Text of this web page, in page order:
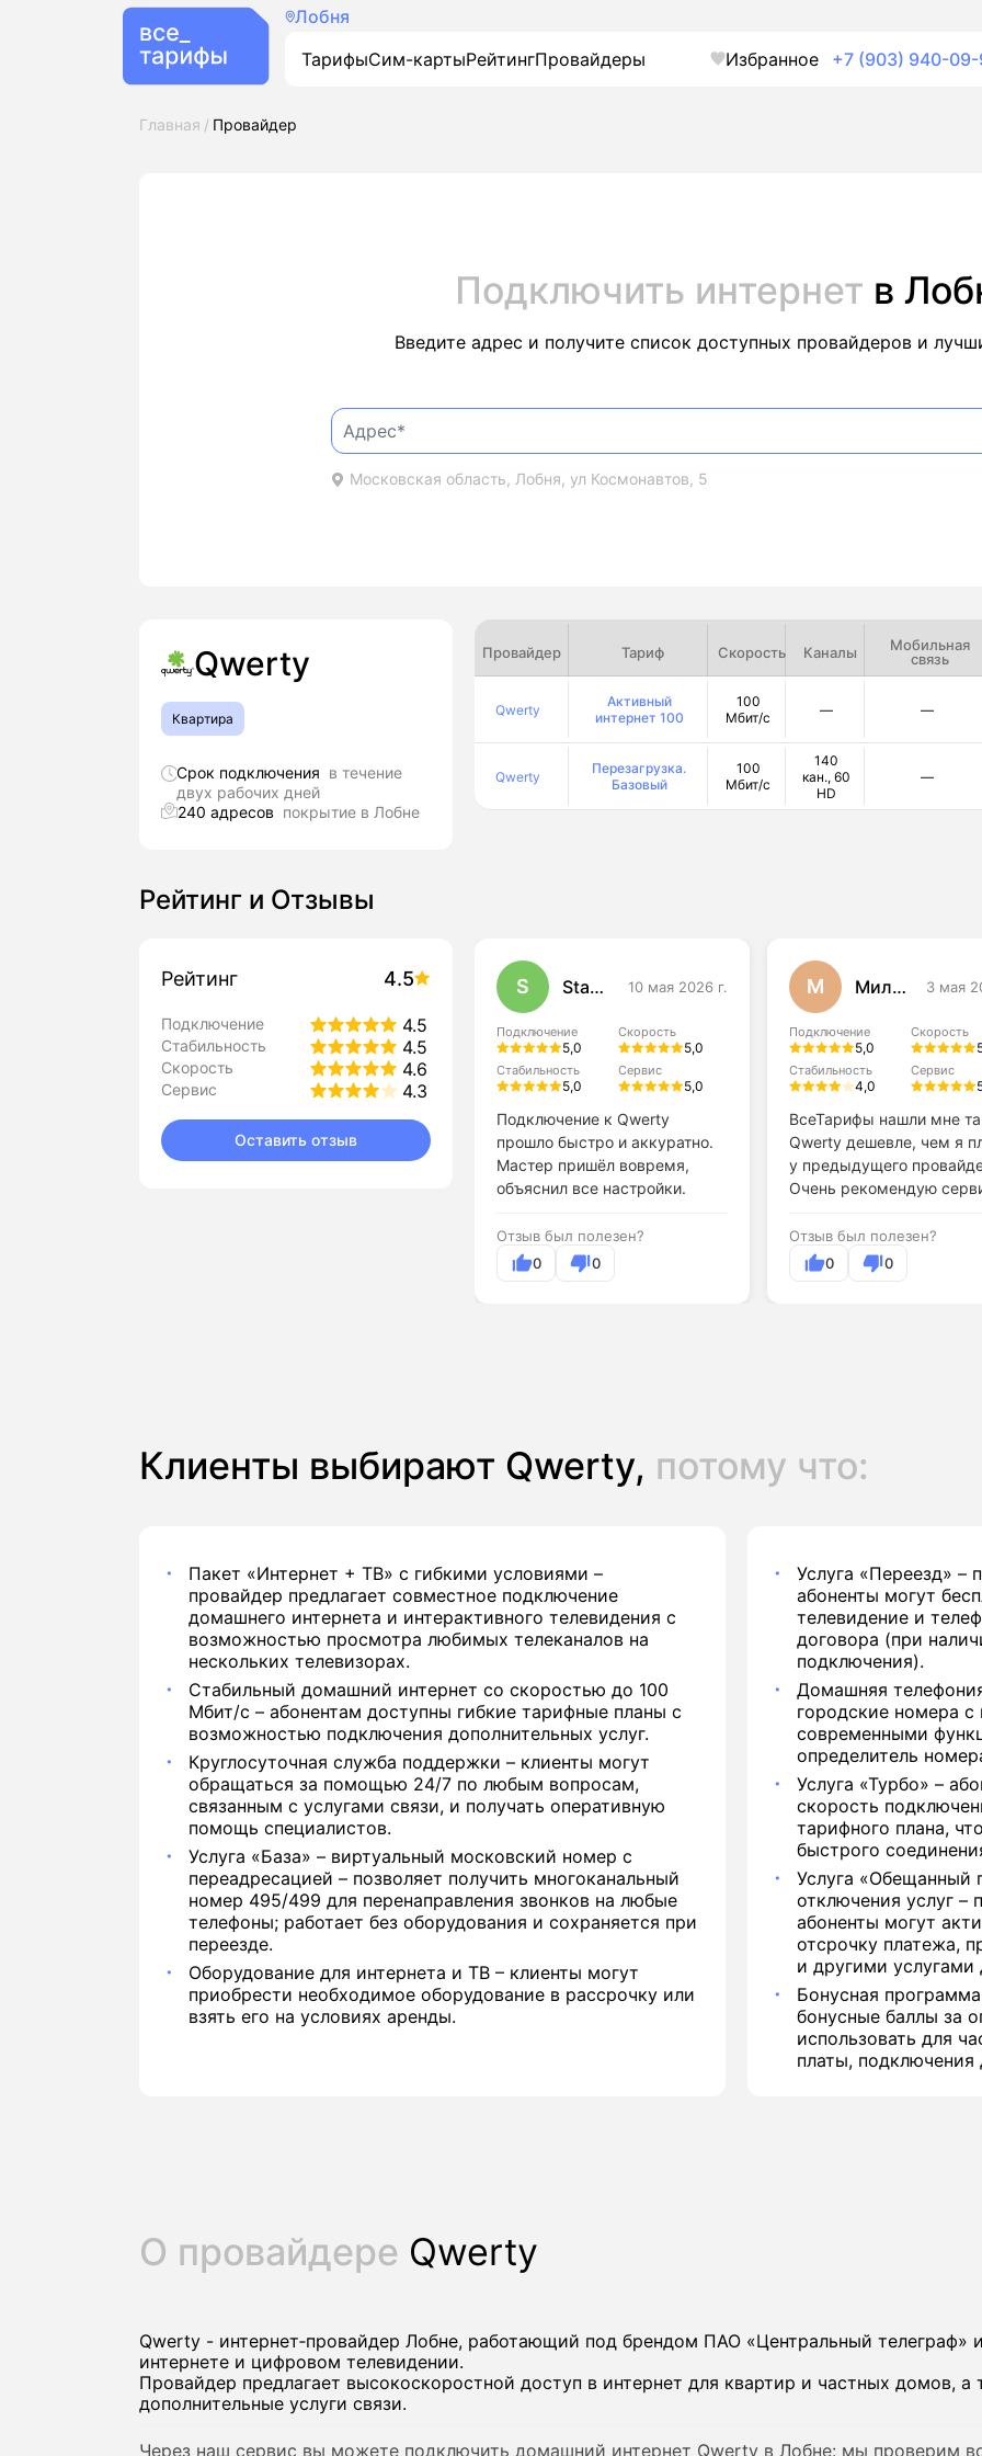
Лобня
ТарифыСим-картыРейтингПровайдеры Избранное +7 (903) 940-
Главная Провайдер
Подключить интернет в
Введите адрес и получите список доступных провайдеров и
Московская область, Лобня, ул Космонавтов, 5
Qwerty
Квартира
Срок подключения в течение
двух рабочих дней
240 адресов покрытие в Лобне
Рейтинг 4.5
Подключение 4.5
Стабильность 4.5
Скорость 4.6
Сервис 4.3
Оставить отзыв
Рейтинг и Отзывы
S Stanislav 10 мая 2026 г.
Подключение
5,0
Скорость
5,0
Стабильность
5,0
Сервис
5,0
Подключение к Qwerty
прошло быстро и аккуратно.
Мастер пришёл вовремя,
объяснил все настройки.
Отзыв был полезен?
0
0
М Милена 3 мая
Подключение
5,0
Скорость
Стабильность
4,0
Сервис
ВсеТарифы нашли мне
Qwerty дешевле, чем я
у предыдущего
Очень рекомендую
Отзыв был полезен?
0
0
Провайдер Тариф Скорость Каналы
Мобильная
связь
Qwerty
Активный
интернет 100
100
Мбит/с
— —
Qwerty
Перезагрузка.
Базовый
100
Мбит/с
140
кан., 60
HD
—
Клиенты выбирают Qwerty, потому что:
Пакет «Интернет + ТВ» с гибкими условиями –
провайдер предлагает совместное подключение
домашнего интернета и интерактивного телевидения с
возможностью просмотра любимых телеканалов на
нескольких телевизорах.
Стабильный домашний интернет со скоростью до 100
Мбит/с – абонентам доступны гибкие тарифные планы с
возможностью подключения дополнительных услуг.
Круглосуточная служба поддержки – клиенты могут
обращаться за помощью 24/7 по любым вопросам,
связанным с услугами связи, и получать оперативную
помощь специалистов.
Услуга «База» – виртуальный московский номер с
переадресацией – позволяет получить многоканальный
номер 495/499 для перенаправления звонков на любые
телефоны; работает без оборудования и сохраняется при
переезде.
Оборудование для интернета и ТВ – клиенты могут
приобрести необходимое оборудование в рассрочку или
взять его на условиях аренды.
Услуга «Переезд» –
абоненты могут
телевидение и
договора (при
подключения).
Домашняя
городские номера
современными
определитель
Услуга «Турбо» –
скорость
тарифного плана,
быстрого
Услуга «Обещанный
отключения услуг –
абоненты могут
отсрочку платежа,
и другими услугами
Бонусная
бонусные баллы за
использовать для
платы, подключения
О провайдере Qwerty
Qwerty - интернет‑провайдер Лобне, работающий под брендом ПАО «Центральный
интернете и цифровом телевидении.
Провайдер предлагает высокоскоростной доступ в интернет для квартир и частных домов,
дополнительные услуги связи.
Через наш сервис вы можете подключить домашний интернет Qwerty в Лобне: мы проверим